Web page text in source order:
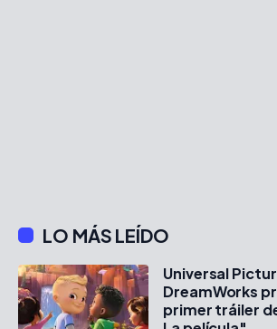
LO MÁS LEÍDO
Universal
DreamWorks
primer tráiler